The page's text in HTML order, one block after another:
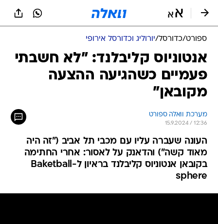
ספורט/כדורסל/יורוליג וכדורסל אירופי
אנטוניוס קליבלנד: "לא חשבתי
פעמיים כשהגיעה ההצעה
מקובאן"
מערכת וואלה ספורט
15.9.2024 / 12:36
העונה שעברה עליו עם מכבי תל אביב ("זה היה
מאוד קשה") והדאנק על לאסור: אחרי החתימה
בקובאן אנטוניוס קליבלנד בראיון ל-Baketball
sphere